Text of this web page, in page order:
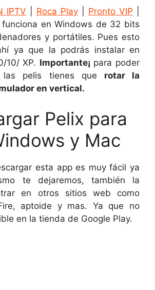
IPTV Roca Play Pronto VIP
en Windows de 32 bits
y portátiles. Pues esto
ya que la podrás instalar en
10/ XP. Importante¡ para poder
las pelis tienes que rotar la
en vertical.
Pelix para
y Mac
esta app es muy fácil ya
te dejaremos, también la
en otros sitios web como
aptoide y mas. Ya que no
en la tienda de Google Play.